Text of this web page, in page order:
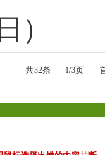
）
共32条 1/3页